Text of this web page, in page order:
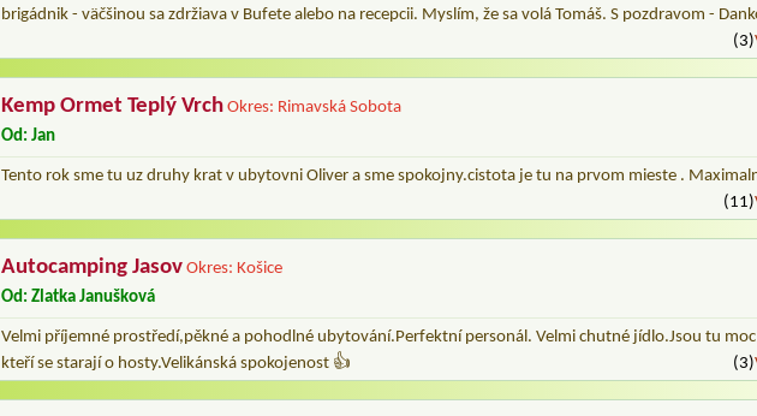
brigádnik - väčšinou sa zdržiava v Bufete alebo na recepcii. Myslím, že sa volá Tomáš. S pozdravom -
(3)
Kemp Ormet Teplý Vrch Okres: Rimavská Sobota
Od: Jan
Tento rok sme tu uz druhy krat v ubytovni Oliver a sme spokojny.cistota je tu na prvom mieste .
(11)
Autocamping Jasov Okres: Košice
Od: Zlatka Janušková
Velmi příjemné prostředí,pěkné a pohodlné ubytování.Perfektní personál. Velmi chutné jídlo.Jsou tu
kteří se starají o hosty.Velikánská spokojenost 👍
(3)